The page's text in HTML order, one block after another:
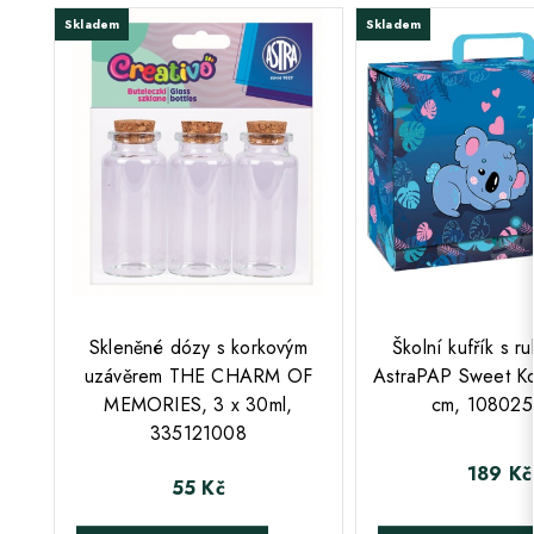
Skladem
Skleněné dózy s korkovým
uzávěrem THE CHARM OF
MEMORIES, 3 x 30ml,
335121008
Cena
55 Kč
Skladem
Školní kufřík s
AstraPAP Sweet
cm,
Cena
189 Kč